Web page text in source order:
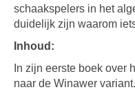
schaakspelers in het
duidelijk zijn waarom
Inhoud:
In zijn eerste boek over
naar de Winawer